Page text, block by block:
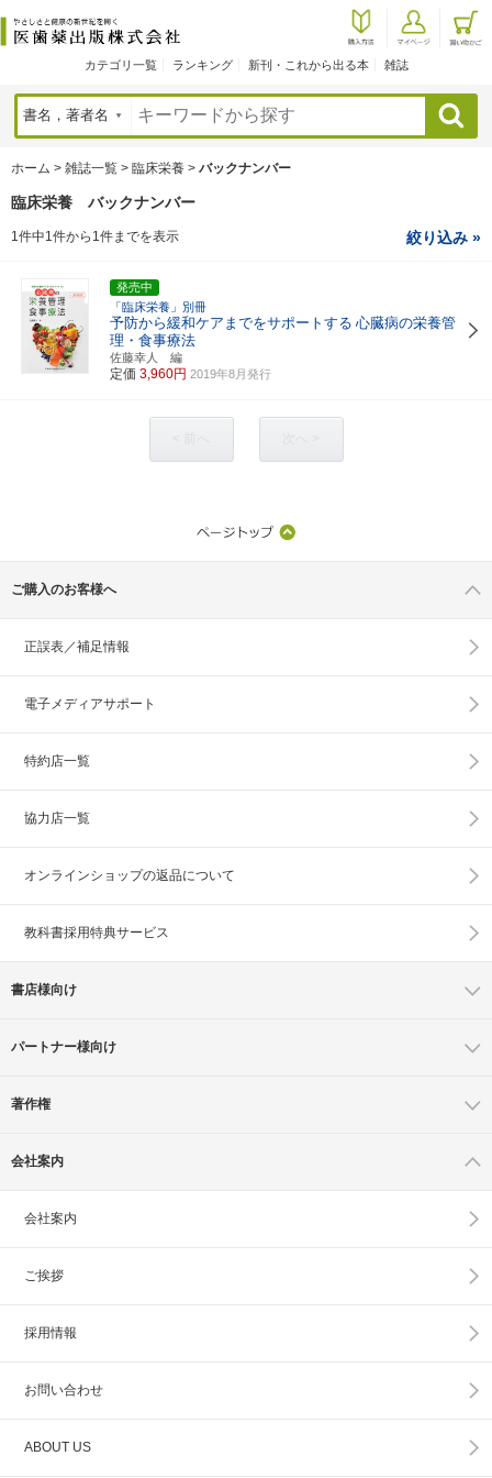
カテゴリ一覧 ランキング 新刊・これから出る本 雑誌
検索
ホーム > 雑誌一覧 > 臨床栄養 > バックナンバー
臨床栄養 バックナンバー
1件中1件から1件までを表示 絞り込み »
発売中
「臨床栄養」別冊
予防から緩和ケアまでをサポートする 心臓病の栄養管
理・食事療法
佐藤幸人 編
定価 3,960円 2019年8月発行
ご購入のお客様へ
正誤表／補足情報
電子メディアサポート
特約店一覧
協力店一覧
オンラインショップの返品について
教科書採用特典サービス
書店様向け
パートナー様向け
著作権
会社案内
会社案内
ご挨拶
採用情報
お問い合わせ
ABOUT US